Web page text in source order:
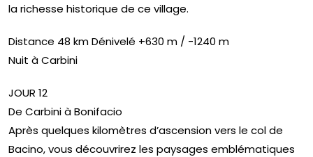
la richesse historique de ce village.
Distance 48 km Dénivelé +630 m / -1240 m
Nuit à Carbini
JOUR 12
De Carbini à Bonifacio
Après quelques kilomètres d’ascension vers le col de
Bacino, vous découvrirez les paysages emblématiques